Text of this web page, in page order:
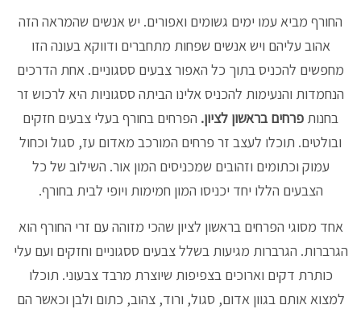
החורף מביא עמו ימים גשומים ואפורים. יש אנשים שהמראה הזה
אהוב עליהם ויש אנשים שפחות מתחברים ודווקא בעונה הזו
מחפשים להכניס בתוך כל האפור צבעים ססגוניים. אחת הדרכים
הנחמדות והנעימות להכניס אלינו הביתה ססגוניות היא לרכוש זר
בחנות פרחים בראשון לציון. הפרחים בחורף בעלי צבעים חזקים
ובולטים. תוכלו לעצב זר פרחים המורכב מאדום עז, סגול וכחול
עמוק וכתומים וזהובים שמכניסים המון אור. השילוב של כל
הצבעים הללו יחד יכניסו המון חמימות ויופי לבית בחורף.
אחד מסוגי הפרחים בראשון לציון שהכי מזוהה עם זרי החורף הוא
הגרברות. הגרברות מגיעות בשלל צבעים ססגוניים וחזקים ועם עלי
כותרת דקים וארוכים בצפיפות שיוצרת מרבד צבעוני. תוכלו
למצוא אותם בגוון אדום, סגול, ורוד, צהוב, כתום ולבן וכאשר הם